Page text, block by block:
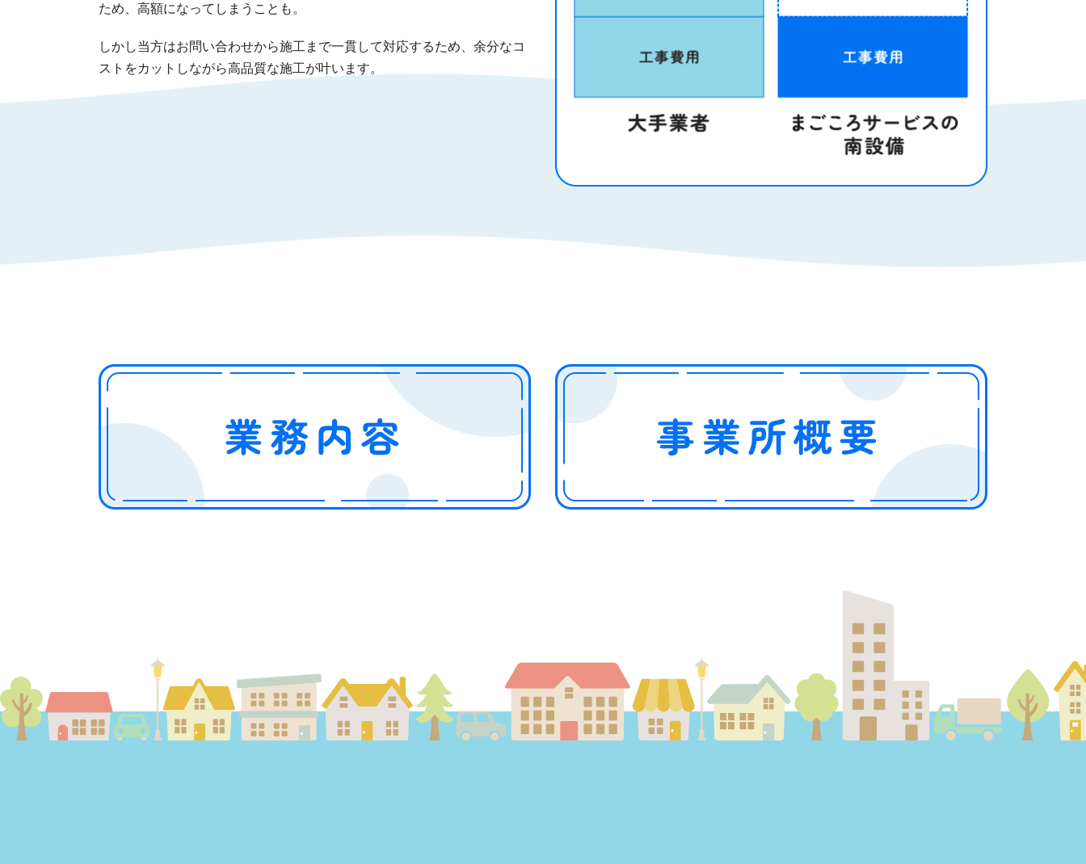
ため、高額になってしまうことも。
しかし当方はお問い合わせから施工まで一貫して対応するため、余分なコ
ストをカットしながら高品質な施工が叶います。